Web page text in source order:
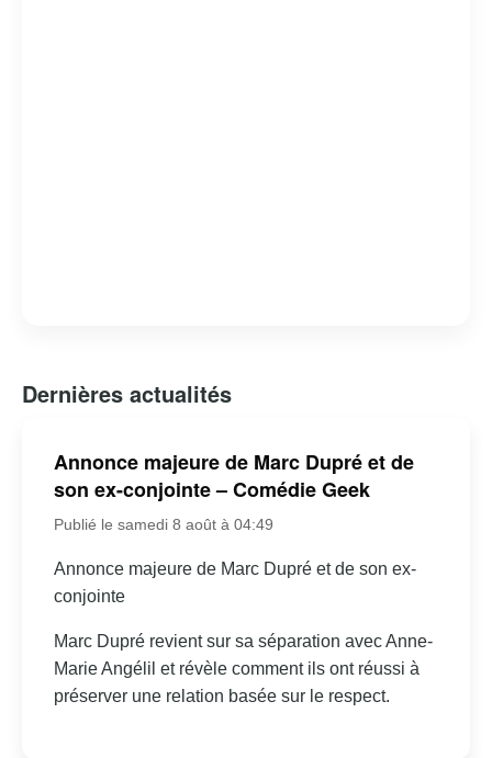
Dernières actualités
Annonce majeure de Marc Dupré et de
son ex-conjointe – Comédie Geek
Publié le samedi 8 août à 04:49
Annonce majeure de Marc Dupré et de son ex-
conjointe
Marc Dupré revient sur sa séparation avec Anne-
Marie Angélil et révèle comment ils ont réussi à
préserver une relation basée sur le respect.